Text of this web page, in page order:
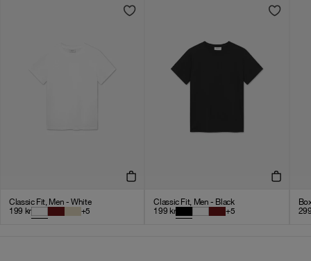
Classic Fit, Men - White
199 kr +5
Classic Fit, Men - Black
199 kr +5